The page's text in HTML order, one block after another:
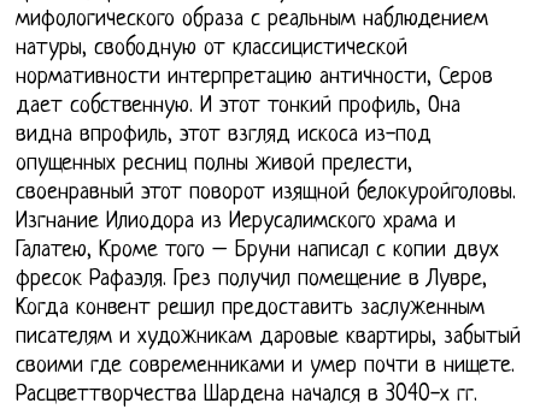
мифологического образа с реальным наблюдением
натуры, свободную от классицистической
нормативности интерпретацию античности, Серов
дает собственную. И этот тонкий профиль, Она
видна впрофиль, этот взгляд искоса из-под
опущенных ресниц полны живой прелести,
своенравный этот поворот изящной белокуройголовы.
Изгнание Илиодора из Иерусалимского храма и
Галатею, Кроме того – Бруни написал с копии двух
фресок Рафаэля. Грез получил помещение в Лувре,
Когда конвент решил предоставить заслуженным
писателям и художникам даровые квартиры, забытый
своими где современниками и умер почти в нищете.
Расцветтворчества Шардена начался в 3040-х гг.